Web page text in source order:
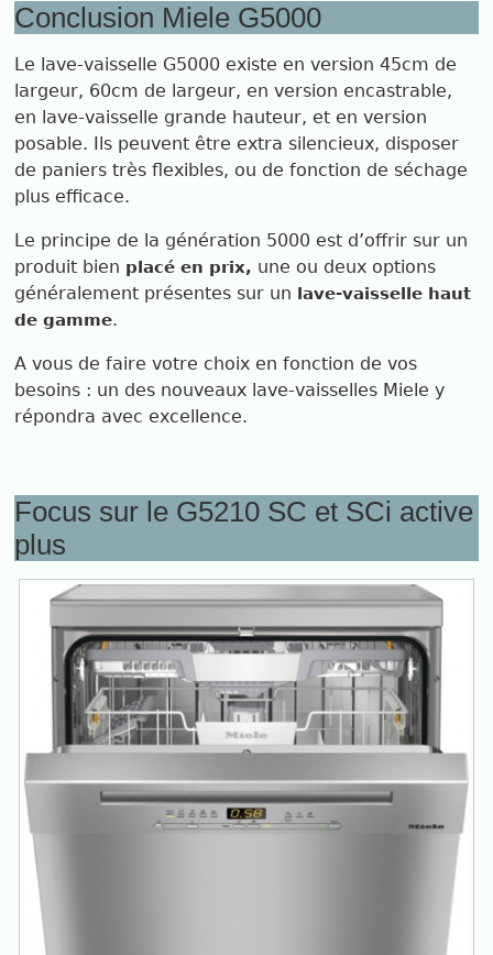
Conclusion Miele G5000
Le lave-vaisselle G5000 existe en version 45cm de
largeur, 60cm de largeur, en version encastrable,
en lave-vaisselle grande hauteur, et en version
posable. Ils peuvent être extra silencieux, disposer
de paniers très flexibles, ou de fonction de séchage
plus efficace.
Le principe de la génération 5000 est d’offrir sur un
produit bien placé en prix, une ou deux options
généralement présentes sur un lave-vaisselle haut
de gamme.
A vous de faire votre choix en fonction de vos
besoins : un des nouveaux lave-vaisselles Miele y
répondra avec excellence.
Focus sur le G5210 SC et SCi active
plus